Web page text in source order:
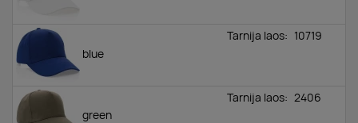
blue
Tarnija laos: 10719
green
Tarnija laos: 2406